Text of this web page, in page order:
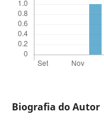
Biografia do Autor